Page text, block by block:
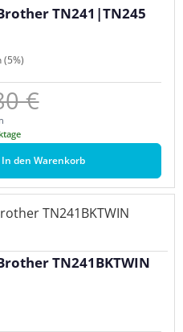
TN241|TN245
(5%)
Preis:
€
In den Warenkorb
TN241BKTWIN